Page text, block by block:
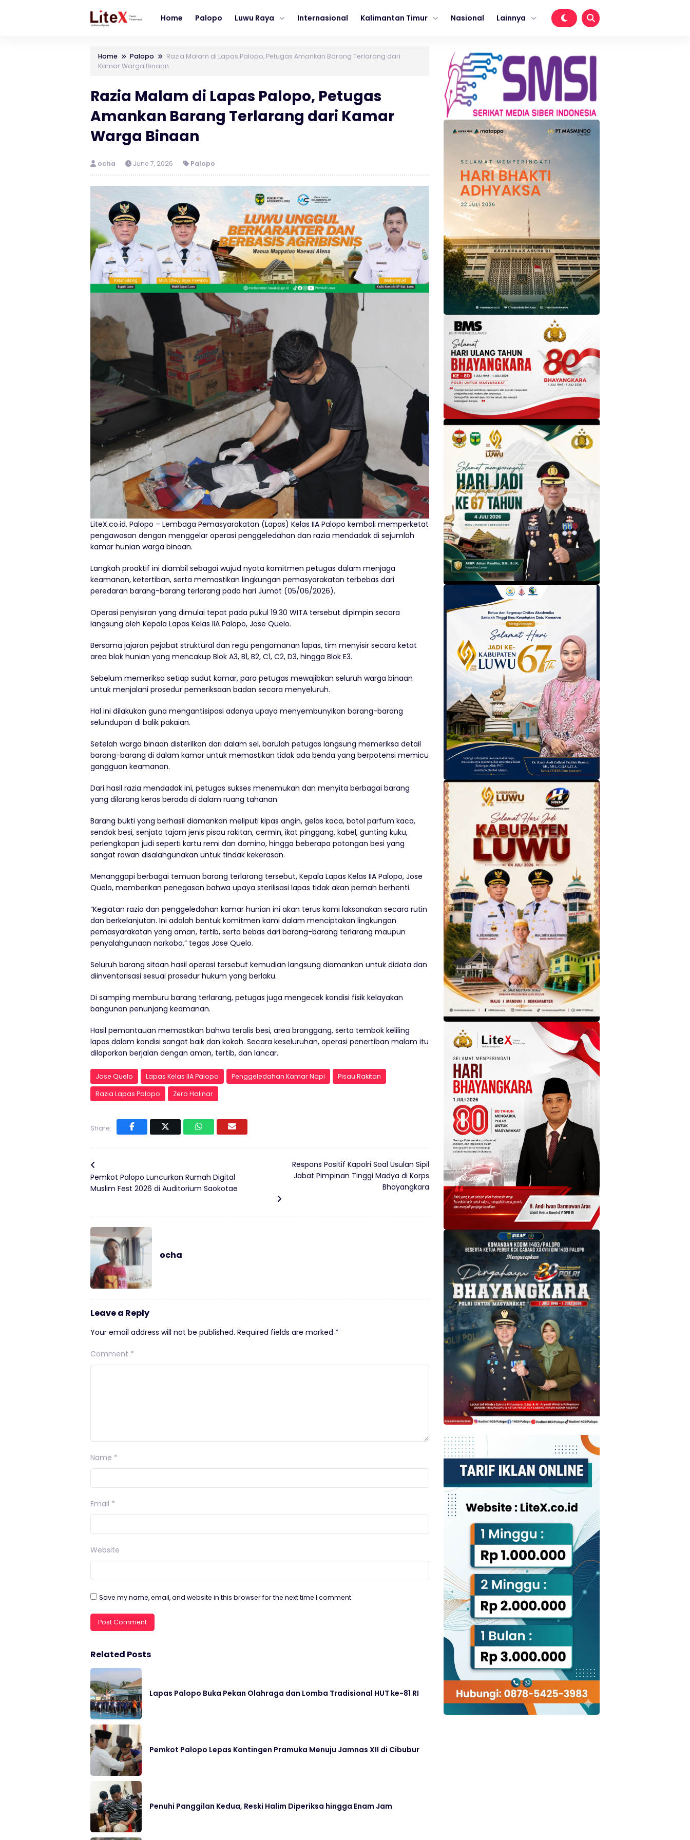
Home Palopo Luwu Raya Internasional Kalimantan Timur Nasional Lainnya
Home Palopo
Razia Malam di Lapas Palopo, Petugas Amankan Barang Terlarang dari
Kamar Warga Binaan
Razia Malam di Lapas Palopo, Petugas
Amankan Barang Terlarang dari Kamar
Warga Binaan
ocha June 7, 2026 Palopo
LiteX.co.id, Palopo – Lembaga Pemasyarakatan (Lapas) Kelas IIA Palopo kembali memperketat
pengawasan dengan menggelar operasi penggeledahan dan razia mendadak di sejumlah
kamar hunian warga binaan.
Langkah proaktif ini diambil sebagai wujud nyata komitmen petugas dalam menjaga
keamanan, ketertiban, serta memastikan lingkungan pemasyarakatan terbebas dari
peredaran barang-barang terlarang pada hari Jumat (05/06/2026).
Operasi penyisiran yang dimulai tepat pada pukul 19.30 WITA tersebut dipimpin secara
langsung oleh Kepala Lapas Kelas IIA Palopo, Jose Quelo.
Bersama jajaran pejabat struktural dan regu pengamanan lapas, tim menyisir secara ketat
area blok hunian yang mencakup Blok A3, B1, B2, C1, C2, D3, hingga Blok E3.
Sebelum memeriksa setiap sudut kamar, para petugas mewajibkan seluruh warga binaan
untuk menjalani prosedur pemeriksaan badan secara menyeluruh.
Hal ini dilakukan guna mengantisipasi adanya upaya menyembunyikan barang-barang
selundupan di balik pakaian.
Setelah warga binaan disterilkan dari dalam sel, barulah petugas langsung memeriksa detail
barang-barang di dalam kamar untuk memastikan tidak ada benda yang berpotensi memicu
gangguan keamanan.
Dari hasil razia mendadak ini, petugas sukses menemukan dan menyita berbagai barang
yang dilarang keras berada di dalam ruang tahanan.
Barang bukti yang berhasil diamankan meliputi kipas angin, gelas kaca, botol parfum kaca,
sendok besi, senjata tajam jenis pisau rakitan, cermin, ikat pinggang, kabel, gunting kuku,
perlengkapan judi seperti kartu remi dan domino, hingga beberapa potongan besi yang
sangat rawan disalahgunakan untuk tindak kekerasan.
Menanggapi berbagai temuan barang terlarang tersebut, Kepala Lapas Kelas IIA Palopo, Jose
Quelo, memberikan penegasan bahwa upaya sterilisasi lapas tidak akan pernah berhenti.
“Kegiatan razia dan penggeledahan kamar hunian ini akan terus kami laksanakan secara rutin
dan berkelanjutan. Ini adalah bentuk komitmen kami dalam menciptakan lingkungan
pemasyarakatan yang aman, tertib, serta bebas dari barang-barang terlarang maupun
penyalahgunaan narkoba,” tegas Jose Quelo.
Seluruh barang sitaan hasil operasi tersebut kemudian langsung diamankan untuk didata dan
diinventarisasi sesuai prosedur hukum yang berlaku.
Di samping memburu barang terlarang, petugas juga mengecek kondisi fisik kelayakan
bangunan penunjang keamanan.
Hasil pemantauan memastikan bahwa teralis besi, area branggang, serta tembok keliling
lapas dalam kondisi sangat baik dan kokoh. Secara keseluruhan, operasi penertiban malam itu
dilaporkan berjalan dengan aman, tertib, dan lancar.
Jose Quelo Lapas Kelas IIA Palopo Penggeledahan Kamar Napi
Pisau Rakitan
Razia Lapas Palopo
Zero Halinar
Share:
Pemkot Palopo Luncurkan Rumah Digital
Muslim Fest 2026 di Auditorium Saokotae
Respons Positif Kapolri Soal Usulan Sipil
Jabat Pimpinan Tinggi Madya di Korps
Bhayangkara
ocha
Leave a Reply
Your email address will not be published. Required fields are marked *
Comment *
Name *
Email *
Website
Save my name, email, and website in this browser for the next time I comment.
Related Posts
Lapas Palopo Buka Pekan Olahraga dan Lomba Tradisional HUT ke-81 RI
Pemkot Palopo Lepas Kontingen Pramuka Menuju Jamnas XII di Cibubur
Penuhi Panggilan Kedua, Reski Halim Diperiksa hingga Enam Jam